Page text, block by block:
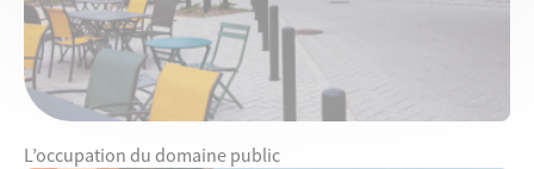
L’occupation du domaine public